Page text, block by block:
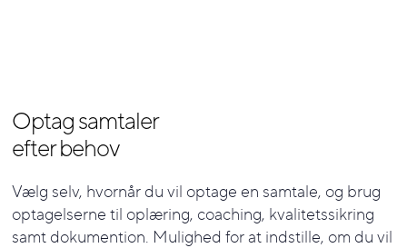
Optag samtaler
efter behov
Vælg selv, hvornår du vil optage en samtale, og brug
optagelserne til oplæring, coaching, kvalitetssikring
samt dokumention. Mulighed for at indstille, om du vil